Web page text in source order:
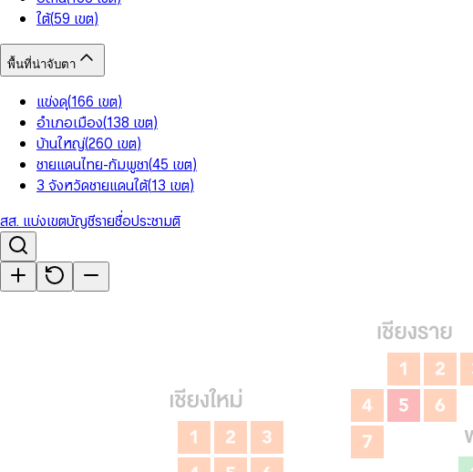
ใต้(59 เขต)
พื้นที่น่าจับตา
แข่งดุ(166 เขต)
อำเภอเมือง(138 เขต)
บ้านใหญ่(260 เขต)
ชายแดนไทย-กัมพูชา(45 เขต)
3 จังหวัดชายแดนใต้(13 เขต)
สส. แบ่งเขตบัญชีรายชื่อประชามติ